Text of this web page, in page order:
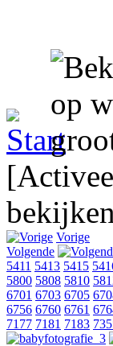
Vorige
Volgende
5411 5413 5415
5800 5808 5810
6701 6703 6705
6756 6760 6761
7177 7181 7183